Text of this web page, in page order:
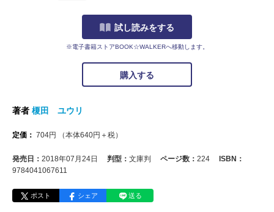
試し読みをする
※電子書籍ストアBOOK☆WALKERへ移動します。
購入する
著者 榎田 ユウリ
定価： 704円 （本体640円＋税）
発売日： 2018年07月24日 判型： 文庫判 ページ数： 224
ISBN：
9784041067611
ポスト シェア 送る